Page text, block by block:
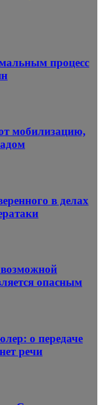
процесс
мобилизацию,
в делах
опасным
о передаче
речи